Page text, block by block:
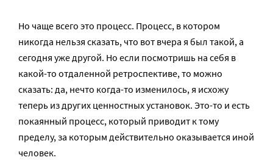
Но чаще всего это процесс. Процесс, в котором
никогда нельзя сказать, что вот вчера я был такой, а
сегодня уже другой. Но если посмотришь на себя в
какой-то отдаленной ретроспективе, то можно
сказать: да, нечто когда-то изменилось, я исхожу
теперь из других ценностных установок. Это-то и есть
покаянный процесс, который приводит к тому
пределу, за которым действительно оказывается иной
человек.